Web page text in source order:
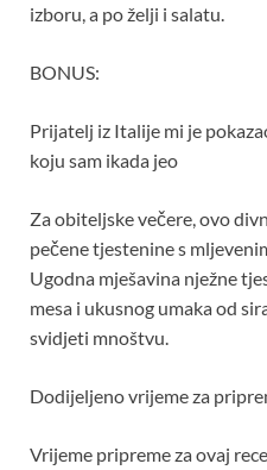
izboru, a po želji i salatu.
BONUS:
Prijatelj iz Italije mi je
koju sam ikada jeo
Za obiteljske večere, ovo
pečene tjestenine s
Ugodna mješavina nježne
mesa i ukusnog umaka od
svidjeti mnoštvu.
Dodijeljeno vrijeme za
Vrijeme pripreme za ovaj